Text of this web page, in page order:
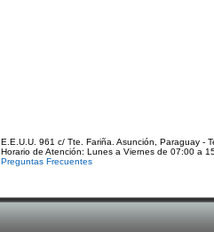
E.E.U.U. 961 c/ Tte. Fariña. Asunción, Paraguay -
Horario de Atención: Lunes a Viernes de 07:00 a
Preguntas Frecuentes